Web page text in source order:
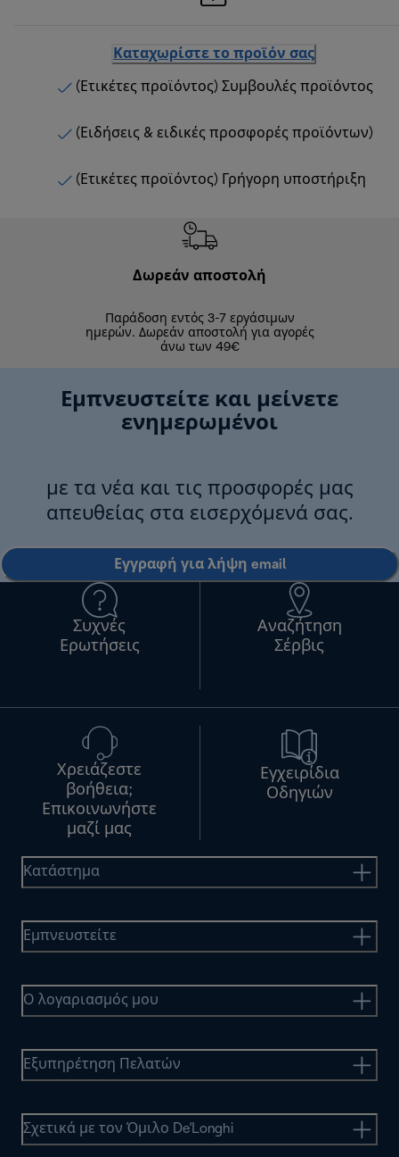
Καταχωρίστε το προϊόν σας
(Ετικέτες προϊόντος) Συμβουλές προϊόντος
(Ειδήσεις & ειδικές προσφορές προϊόντων)
(Ετικέτες προϊόντος) Γρήγορη υποστήριξη
Δωρεάν αποστολή
Παράδοση εντός 3-7 εργάσιμων
ημερών. Δωρεάν αποστολή για αγορές
άνω των 49€
Εμπνευστείτε και μείνετε
ενημερωμένοι
με τα νέα και τις προσφορές μας
απευθείας στα εισερχόμενά σας.
Εγγραφή για λήψη email
Συχνές
Ερωτήσεις
Αναζήτηση
Σέρβις
Χρειάζεστε
βοήθεια;
Επικοινωνήστε
μαζί μας
Εγχειρίδια
Οδηγιών
Κατάστημα
Εμπνευστείτε
Ο λογαριασμός μου
Εξυπηρέτηση Πελατών
Σχετικά με τον Όμιλο De'Longhi